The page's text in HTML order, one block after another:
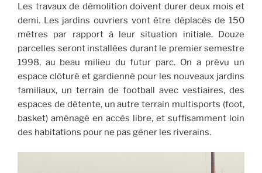
Les travaux de démolition doivent durer deux mois et
demi. Les jardins ouvriers vont être déplacés de 150
mètres par rapport à leur situation initiale. Douze
parcelles seront installées durant le premier semestre
1998, au beau milieu du futur parc. On a prévu un
espace clôturé et gardienné pour les nouveaux jardins
familiaux, un terrain de football avec vestiaires, des
espaces de détente, un autre terrain multisports (foot,
basket) aménagé en accès libre, et suffisamment loin
des habitations pour ne pas gêner les riverains.